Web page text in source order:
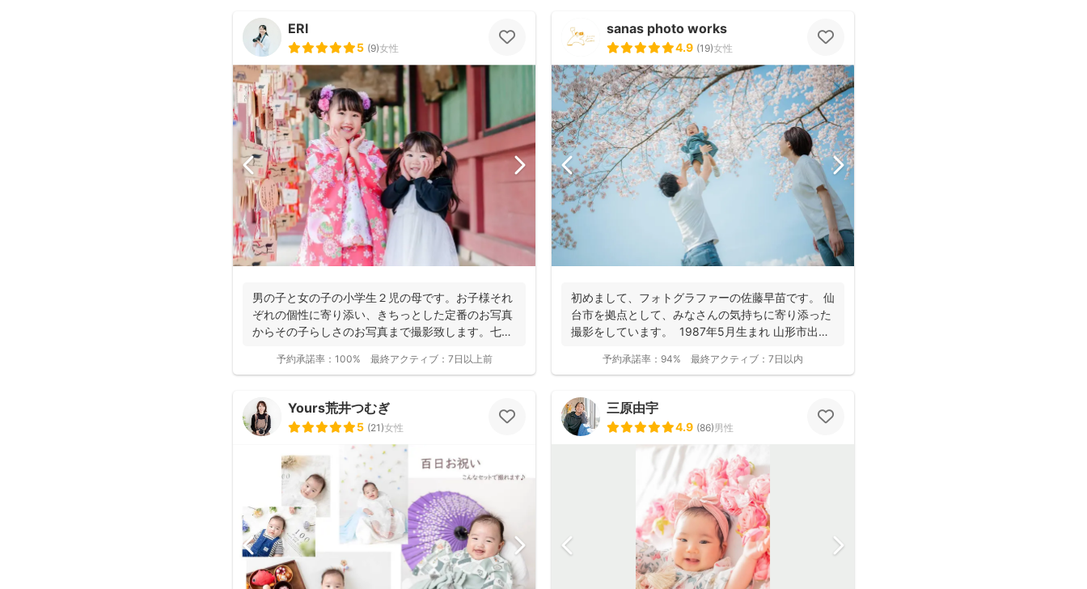
ERI
5 (9)女性
男の子と女の子の小学生２児の母です。お子様それ
ぞれの個性に寄り添い、きちっとした定番のお写真
からその子らしさのお写真まで撮影致します。七五
予約承諾率： 100% 最終アクティブ： 7日以上前
sanas photo works
4.9 (19)女性
初めまして、フォトグラファーの佐藤早苗です。 仙
台市を拠点として、みなさんの気持ちに寄り添った
撮影をしています。 1987年5月生まれ 山形市出
予約承諾率： 94% 最終アクティブ： 7日以内
Yours荒井つむぎ
5 (21)女性
三原由宇
4.9 (86)男性